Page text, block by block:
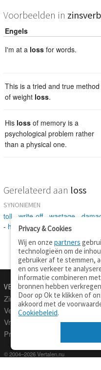
Voorbeelden in
Engels
I'm at a loss for words.
This is a tried and true method
of weight loss.
His loss of memory is a
psychological problem rather
than a physical one.
Gerelateerd aan loss
SYNONIEMEN
toll write-off- wastage
- hurt-injury-shenanigan
VERTALEN.NU
Zinnen vertalen
Verklarend woordenboek
Vraagbaak
Professionele vertaling
© 2004–2026 Vertalen.nu
Privacy & Cookies
Wij en onzepartners
technologieën om de
gebruiker af te stemmen,
en ons verkeer te
informatie combineren
bronnen hebben
Door op Ok te klikken of
akkoord met de
Cookiebeleid.